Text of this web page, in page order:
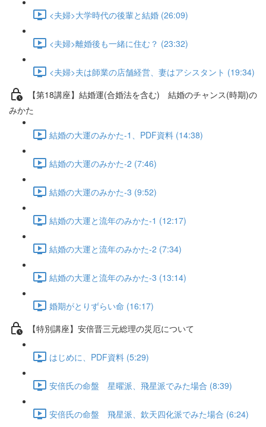
<夫婦>大学時代の後輩と結婚 (26:09)
<夫婦>離婚後も一緒に住む？ (23:32)
<夫婦>夫は師業の店舗経営、妻はアシスタント (19:34)
【第18講座】結婚運(合婚法を含む) 結婚のチャンス(時期)の
みかた
結婚の大運のみかた-1、PDF資料 (14:38)
結婚の大運のみかた-2 (7:46)
結婚の大運のみかた-3 (9:52)
結婚の大運と流年のみかた-1 (12:17)
結婚の大運と流年のみかた-2 (7:34)
結婚の大運と流年のみかた-3 (13:14)
婚期がとりずらい命 (16:17)
【特別講座】安倍晋三元総理の災厄について
はじめに、PDF資料 (5:29)
安倍氏の命盤 星曜派、飛星派でみた場合 (8:39)
安倍氏の命盤 飛星派、欽天四化派でみた場合 (6:24)